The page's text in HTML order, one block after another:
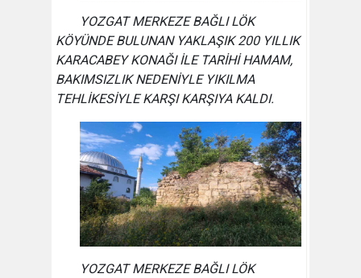
YOZGAT MERKEZE BAĞLI LÖK
KÖYÜNDE BULUNAN YAKLAŞIK 200 YILLIK
KARACABEY KONAĞI İLE TARİHİ HAMAM,
BAKIMSIZLIK NEDENİYLE YIKILMA
TEHLİKESİYLE KARŞI KARŞIYA KALDI.
YOZGAT MERKEZE BAĞLI LÖK